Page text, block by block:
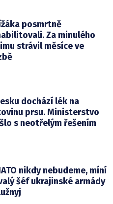
posmrtně
Za minulého
strávil měsíce ve
dochází lék na
prsu. Ministerstvo
s neotřelým řešením
nikdy nebudeme, míní
šéf ukrajinské armády